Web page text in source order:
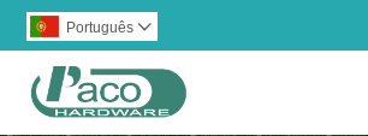
Português 